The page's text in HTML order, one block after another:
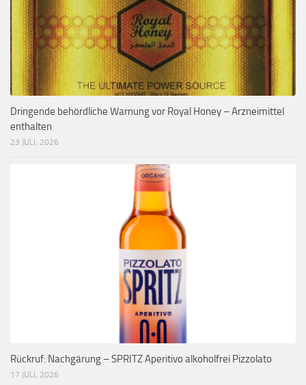
Dringende behördliche Warnung vor Royal Honey – Arzneimittel
enthalten
23 JULI, 2026
Rückruf: Nachgärung – SPRITZ Aperitivo alkoholfrei Pizzolato
17 JULI, 2026